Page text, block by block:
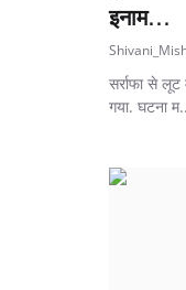
इनाम...
सर्राफा से
गया. घटना